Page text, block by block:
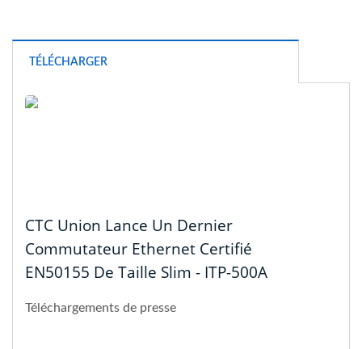
TÉLÉCHARGER
CTC Union Lance Un Dernier
Commutateur Ethernet Certifié
EN50155 De Taille Slim - ITP-500A
Téléchargements de presse